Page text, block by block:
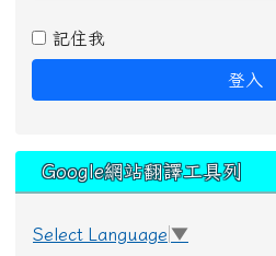
記住我
登入
Google網站翻譯工具列
Select Language ▼